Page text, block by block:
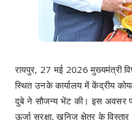
रायपुर, 27 मई 2026 मुख्यमंत्री
स्थित उनके कार्यालय में केंद्रीय
दुबे ने सौजन्य भेंट की। इस अवसर
ऊर्जा सुरक्षा, खनिज क्षेत्र के